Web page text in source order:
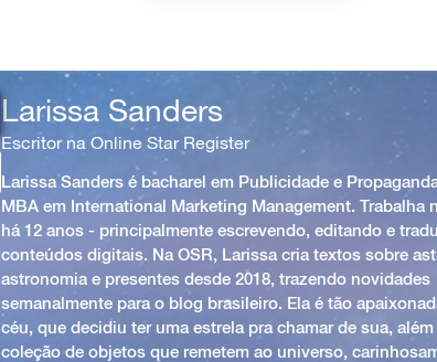
Larissa Sanders
Escritor na Online Star Register
Larissa Sanders é bacharel em Publicidade e
MBA em International Marketing Management. Trabalha
há 12 anos - principalmente escrevendo, editando e
conteúdos digitais. Na OSR, Larissa cria textos sobre
astronomia e presentes desde 2018, trazendo novidades
semanalmente para o blog brasileiro. Ela é tão
céu, que decidiu ter uma estrela pra chamar de sua,
coleção de objetos que remetem ao universo,